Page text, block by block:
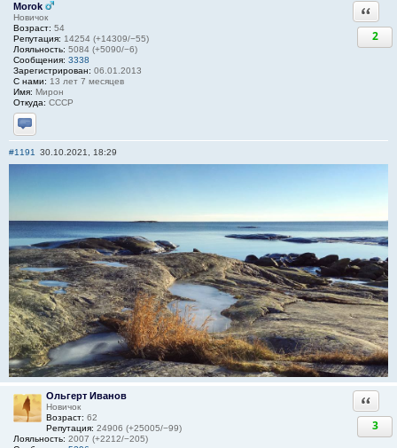
Morok
Новичок
Возраст: 54
Репутация: 14254 (+14309/−55)
Лояльность: 5084 (+5090/−6)
Сообщения: 3338
Зарегистрирован: 06.01.2013
С нами: 13 лет 7 месяцев
Имя: Мирон
Откуда: СССР
Отправить личное сообщение
2
#1191 30.10.2021, 18:29
Ольгерт Иванов
Новичок
Возраст: 62
Репутация: 24906 (+25005/−99)
Лояльность: 2007 (+2212/−205)
3